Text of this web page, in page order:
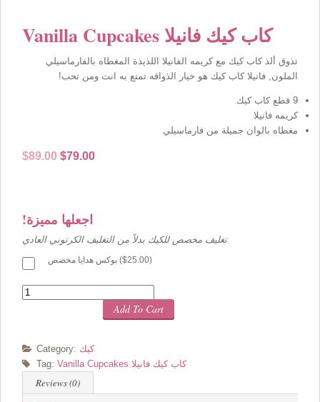
Vanilla Cupcakes كاب كيك فانيلا
تذوق ألذ كاب كيك مع كريمه الفانيلا اللذيذة المغطاه بالفارماسيلي
الملون, فانيلا كاب كيك هو خيار الذواقه تمتع به انت ومن تحب!
9 قطع كاب كيك
كريمه فانيلا
مغطاه بالوان جميلة من فارماسيلي
$89.00 Original
$79.00Current
!اجعلها مميزة
تغليف مخصص للكيك بدلاً من التغليف الكرتوني العادي
بوكس هدايا مخصص ($25.00)
Quantity
Add To Cart
Category: كيك
Tag:
Vanilla Cupcakes كاب كيك فانيلا
Reviews (0)